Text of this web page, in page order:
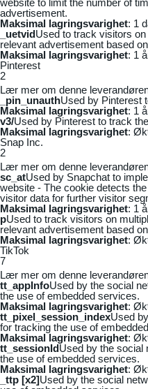
advertisement.
Maksimal lagringsvarighet: 1
_uetvidUsed to track visitors
relevant advertisement based
Maksimal lagringsvarighet: 1
Pinterest
2
Lær mer om denne
_pin_unauthUsed by Pinterest
Maksimal lagringsvarighet: 1
v3/Used by Pinterest to track
Maksimal lagringsvarighet:
Snap Inc.
2
Lær mer om denne
sc_atUsed by Snapchat to
website - The cookie detects
visitor data for further visitor
Maksimal lagringsvarighet: 1
pUsed to track visitors on
relevant advertisement based
Maksimal lagringsvarighet:
TikTok
7
Lær mer om denne
tt_appInfoUsed by the social
the use of embedded services.
Maksimal lagringsvarighet:
tt_pixel_session_indexUsed
for tracking the use of
Maksimal lagringsvarighet:
tt_sessionIdUsed by the social
the use of embedded services.
Maksimal lagringsvarighet:
_ttp [x2]Used by the social